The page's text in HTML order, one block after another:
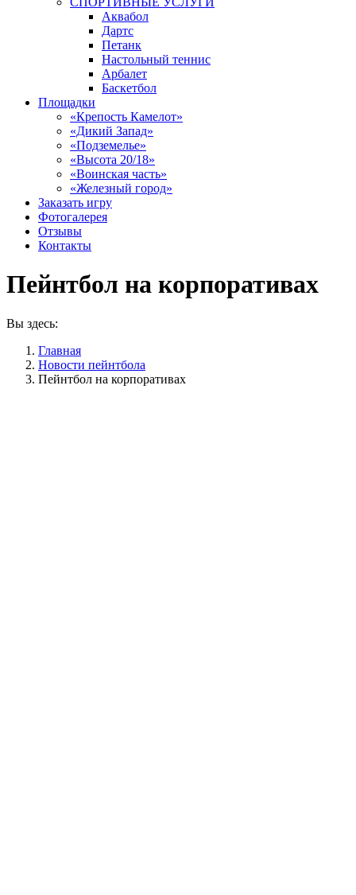
Аквабол
Дартс
Петанк
Настольный теннис
Арбалет
Баскетбол
Площадки
«Крепость Камелот»
«Дикий Запад»
«Подземелье»
«Высота 20/18»
«Воинская часть»
«Железный город»
Заказать игру
Фотогалерея
Отзывы
Контакты
Пейнтбол на корпоративах
Вы здесь:
Главная
Новости пейнтбола
Пейнтбол на корпоративах